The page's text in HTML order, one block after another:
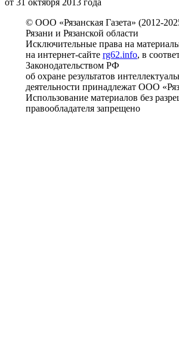
от 31 октября 2013 года
© ООО «Рязанская Газета» (2012-
Рязани и Рязанской области
Исключительные права на
на интернет-сайте rg62.info, в
Законодательством РФ
об охране результатов
деятельности принадлежат ООО
Использование материалов без
правообладателя запрещено